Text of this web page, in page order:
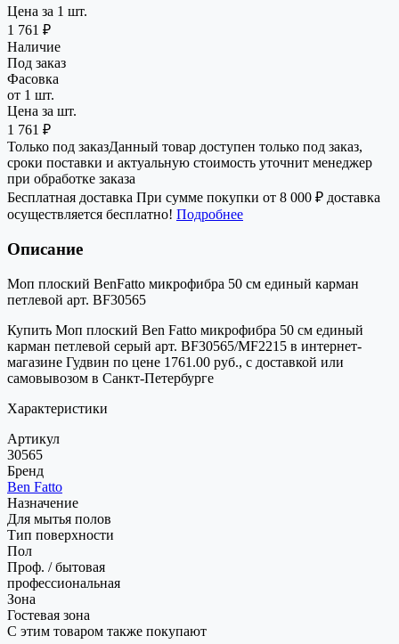
Цена за 1 шт.
1 761 ₽
Наличие
Под заказ
Фасовка
от 1 шт.
Цена за шт.
1 761 ₽
Только под заказДанный товар доступен только под заказ,
сроки поставки и актуальную стоимость уточнит менеджер
при обработке заказа
Бесплатная доставка При сумме покупки от 8 000 ₽ доставка
осуществляется бесплатно! Подробнее
Описание
Моп плоский BenFatto микрофибра 50 см единый карман
петлевой арт. BF30565
Купить Моп плоский Ben Fatto микрофибра 50 см единый
карман петлевой серый арт. BF30565/MF2215 в интернет-
магазине Гудвин по цене 1761.00 руб., с доставкой или
самовывозом в Санкт-Петербурге
Характеристики
Артикул
30565
Бренд
Ben Fatto
Назначение
Для мытья полов
Тип поверхности
Пол
Проф. / бытовая
профессиональная
Зона
Гостевая зона
С этим товаром также покупают